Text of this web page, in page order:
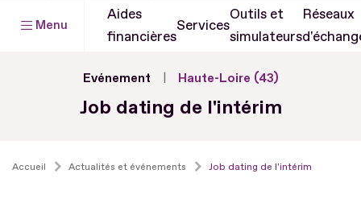
Menu
Aides
financières
Services
Outils et
simulateurs
Réseaux
Evénement Haute-Loire (43)
Job dating de l'intérim
Accueil Actualités et événements Job dating de l'intérim